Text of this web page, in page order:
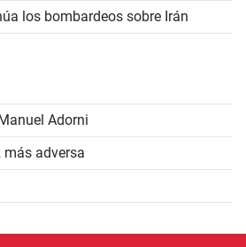
los bombardeos sobre Irán
Adorni
más adversa